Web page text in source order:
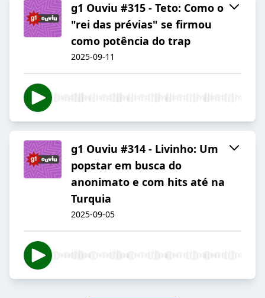
g1 Ouviu #315 - Teto: Como o
"rei das prévias" se firmou
como potência do trap
2025-09-11
g1 Ouviu #314 - Livinho: Um
popstar em busca do
anonimato e com hits até na
Turquia
2025-09-05